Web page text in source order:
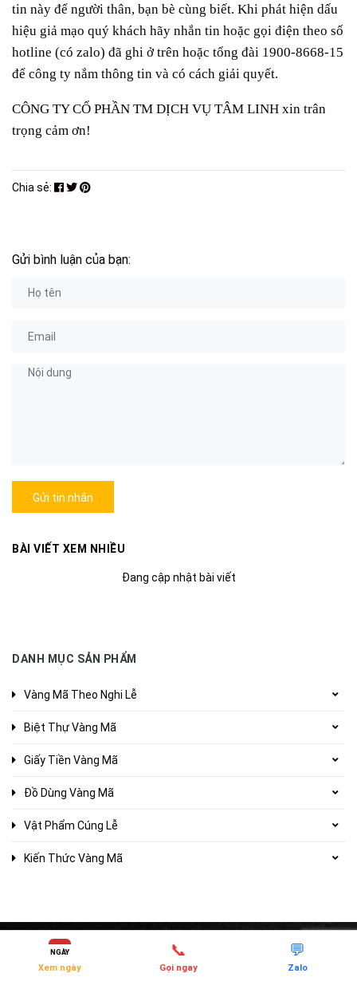
tin này để người thân, bạn bè cùng biết. Khi phát hiện dấu
hiệu giả mạo quý khách hãy nhắn tin hoặc gọi điện theo số
hotline (có zalo) đã ghi ở trên hoặc tổng đài 1900-8668-15
để công ty nắm thông tin và có cách giải quyết.
CÔNG TY CỔ PHẦN TM DỊCH VỤ TÂM LINH xin trân
trọng cảm ơn!
Chia sẻ:
Gửi bình luận của bạn:
Gửi tin nhắn
BÀI VIẾT XEM NHIỀU
Đang cập nhật bài viết
DANH MỤC SẢN PHẨM
Vàng Mã Theo Nghi Lễ
Biệt Thự Vàng Mã
Giấy Tiền Vàng Mã
Đồ Dùng Vàng Mã
Vật Phẩm Cúng Lễ
Kiến Thức Vàng Mã
NGÀY
Xem ngày
📞
Gọi ngay
💬
Zalo